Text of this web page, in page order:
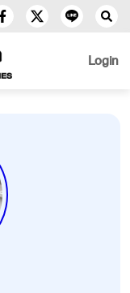
Login